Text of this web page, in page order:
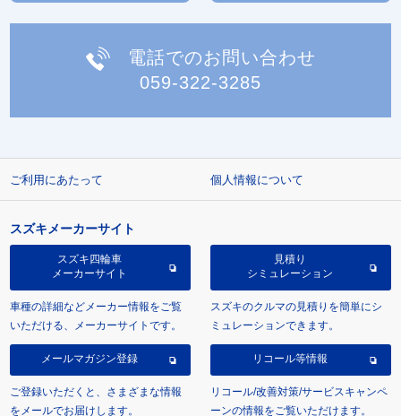
電話でのお問い合わせ
059-322-3285
ご利用にあたって 個人情報について
スズキメーカーサイト
スズキ四輪車
メーカーサイト
車種の詳細などメーカー情報をご覧
いただける、メーカーサイトです。
見積り
シミュレーション
スズキのクルマの見積りを簡単にシ
ミュレーションできます。
メールマガジン登録
ご登録いただくと、さまざまな情報
をメールでお届けします。
リコール等情報
リコール/改善対策/サービスキャンペ
ーンの情報をご覧いただけます。